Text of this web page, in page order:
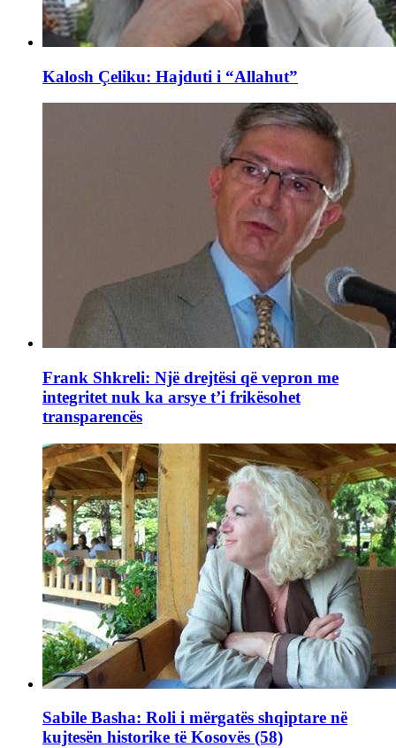
Kalosh Çeliku: Hajduti i “Allahut”
Frank Shkreli: Një drejtësi që vepron me
integritet nuk ka arsye t’i frikësohet
transparencës
Sabile Basha: Roli i mërgatës shqiptare në
kujtesën historike të Kosovës (58)